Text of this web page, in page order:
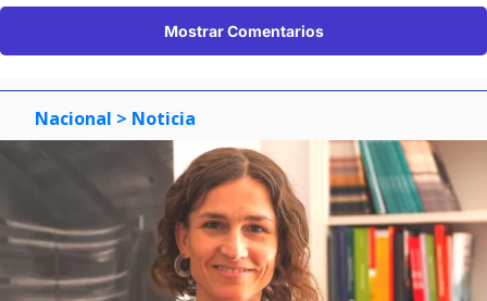
Mostrar Comentarios
Nacional > Noticia